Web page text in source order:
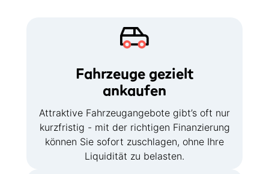
Fahrzeuge gezielt
ankaufen
Attraktive Fahrzeugangebote gibt’s oft nur
kurzfristig - mit der richtigen Finanzierung
können Sie sofort zuschlagen, ohne Ihre
Liquidität zu belasten.